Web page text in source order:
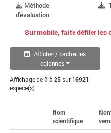
Méthode
d'évaluation
Sur mobile, faite défiler les
Afficher / cacher les
colonnes
Affichage de 1 à 25sur 16921
espèce(s)
Nom
scientifique
Nom